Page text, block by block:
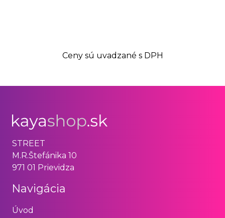
Ceny sú uvadzané s DPH
STREET
M.R.Štefánika 10
971 01 Prievidza
Navigácia
Úvod